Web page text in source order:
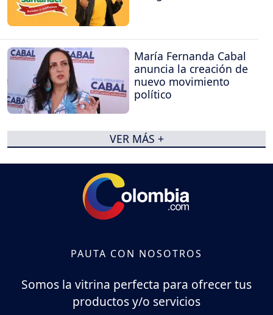
María Fernanda Cabal
anuncia la creación de
nuevo movimiento
político
VER MÁS +
PAUTA CON NOSOTROS
Somos la vitrina perfecta para ofrecer tus
productos y/o servicios